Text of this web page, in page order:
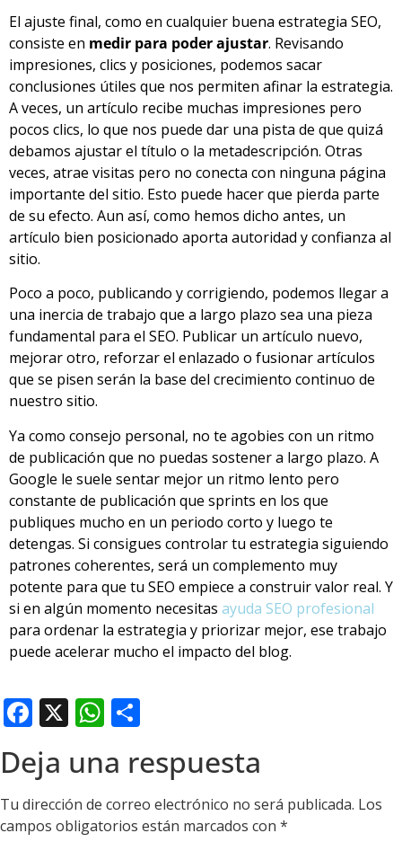
El ajuste final, como en cualquier buena estrategia SEO,
consiste en medir para poder ajustar. Revisando
impresiones, clics y posiciones, podemos sacar
conclusiones útiles que nos permiten afinar la estrategia.
A veces, un artículo recibe muchas impresiones pero
pocos clics, lo que nos puede dar una pista de que quizá
debamos ajustar el título o la metadescripción. Otras
veces, atrae visitas pero no conecta con ninguna página
importante del sitio. Esto puede hacer que pierda parte
de su efecto. Aun así, como hemos dicho antes, un
artículo bien posicionado aporta autoridad y confianza al
sitio.
Poco a poco, publicando y corrigiendo, podemos llegar a
una inercia de trabajo que a largo plazo sea una pieza
fundamental para el SEO. Publicar un artículo nuevo,
mejorar otro, reforzar el enlazado o fusionar artículos
que se pisen serán la base del crecimiento continuo de
nuestro sitio.
Ya como consejo personal, no te agobies con un ritmo
de publicación que no puedas sostener a largo plazo. A
Google le suele sentar mejor un ritmo lento pero
constante de publicación que sprints en los que
publiques mucho en un periodo corto y luego te
detengas. Si consigues controlar tu estrategia siguiendo
patrones coherentes, será un complemento muy
potente para que tu SEO empiece a construir valor real. Y
si en algún momento necesitas ayuda SEO profesional
para ordenar la estrategia y priorizar mejor, ese trabajo
puede acelerar mucho el impacto del blog.
Facebook
X WhatsApp
Deja una respuesta
Tu dirección de correo electrónico no será publicada. Los
campos obligatorios están marcados con *